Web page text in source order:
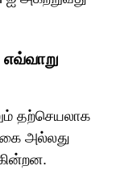
தற்செயலாக
அல்லது